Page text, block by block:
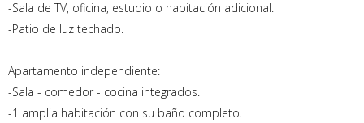
-Sala de TV, oficina, estudio o habitación adicional.
-Patio de luz techado.
Apartamento independiente:
-Sala - comedor - cocina integrados.
-1 amplia habitación con su baño completo.